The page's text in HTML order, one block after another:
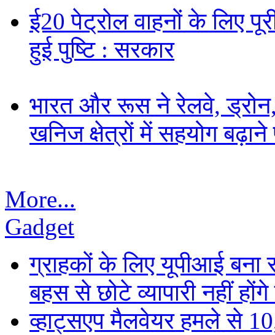
ई20 पेट्रोल वाहनों के लिए
हुई पुष्टि : सरकार
भारत और रूस ने रेलवे, ड्रोन,
खनिज क्षेत्रों में सहयोग
More...
Gadget
ग्राहकों के लिए यूपीआई
बहस से छोटे व्यापारी नहीं
व्हाट्सएप मैलवेयर हमले से